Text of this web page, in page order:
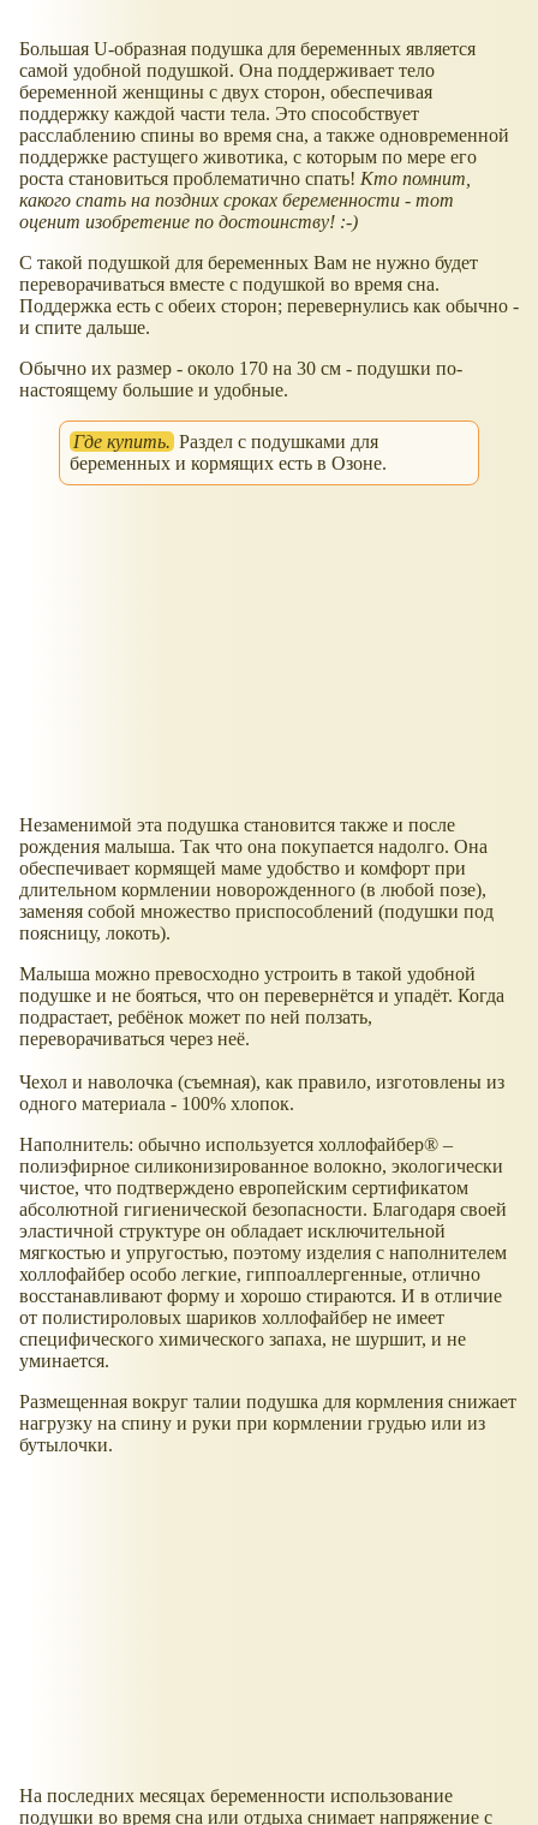
Большая U-образная подушка для беременных является
самой удобной подушкой. Она поддерживает тело
беременной женщины с двух сторон, обеспечивая
поддержку каждой части тела. Это способствует
расслаблению спины во время сна, а также одновременной
поддержке растущего животика, с которым по мере его
роста становиться проблематично спать! Кто помнит,
какого спать на поздних сроках беременности - тот
оценит изобретение по достоинству! :-)
С такой подушкой для беременных Вам не нужно будет
переворачиваться вместе с подушкой во время сна.
Поддержка есть с обеих сторон; перевернулись как обычно -
и спите дальше.
Обычно их размер - около 170 на 30 см - подушки по-
настоящему большие и удобные.
Где купить. Раздел с подушками для
беременных и кормящих есть в Озоне.
Незаменимой эта подушка становится также и после
рождения малыша. Так что она покупается надолго. Она
обеспечивает кормящей маме удобство и комфорт при
длительном кормлении новорожденного (в любой позе),
заменяя собой множество приспособлений (подушки под
поясницу, локоть).
Малыша можно превосходно устроить в такой удобной
подушке и не бояться, что он перевернётся и упадёт. Когда
подрастает, ребёнок может по ней ползать,
переворачиваться через неё.
Чехол и наволочка (съемная), как правило, изготовлены из
одного материала - 100% хлопок.
Наполнитель: обычно используется холлофайбер® –
полиэфирное силиконизированное волокно, экологически
чистое, что подтверждено европейским сертификатом
абсолютной гигиенической безопасности. Благодаря своей
эластичной структуре он обладает исключительной
мягкостью и упругостью, поэтому изделия с наполнителем
холлофайбер особо легкие, гиппоаллергенные, отлично
восстанавливают форму и хорошо стираются. И в отличие
от полистироловых шариков холлофайбер не имеет
специфического химического запаха, не шуршит, и не
уминается.
Размещенная вокруг талии подушка для кормления снижает
нагрузку на спину и руки при кормлении грудью или из
бутылочки.
На последних месяцах беременности использование
подушки во время сна или отдыха снимает напряжение с